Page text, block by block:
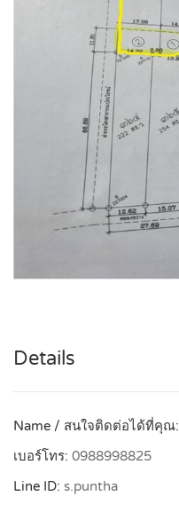
Details
Name / สนใจติดต่อได้ที่คุณ:
เบอร์โทร: 0988998825
Line ID: s.puntha